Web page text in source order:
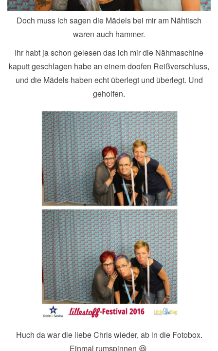
Doch muss ich sagen die Mädels bei mir am Nähtisch
waren auch hammer.
Ihr habt ja schon gelesen das ich mir die Nähmaschine
kaputt geschlagen habe an einem doofen Reißverschluss,
und die Mädels haben echt überlegt und überlegt. Und
geholfen.
Huch da war die liebe Chris wieder, ab in die Fotobox.
Einmal rumspinnen 😆